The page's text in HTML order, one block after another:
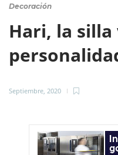
Decoración
Hari, la
Septiembre, 2020